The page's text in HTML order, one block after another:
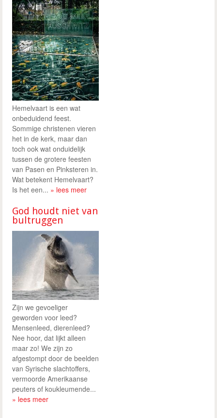
Hemelvaart is een wat
onbeduidend feest.
Sommige christenen vieren
het in de kerk, maar dan
toch ook wat onduidelijk
tussen de grotere feesten
van Pasen en Pinksteren in.
Wat betekent Hemelvaart?
Is het een... » lees meer
God houdt niet van
bultruggen
Zijn we gevoeliger
geworden voor leed?
Mensenleed, dierenleed?
Nee hoor, dat lijkt alleen
maar zo! We zijn zo
afgestompt door de beelden
van Syrische slachtoffers,
vermoorde Amerikaanse
peuters of koukleumende...
» lees meer